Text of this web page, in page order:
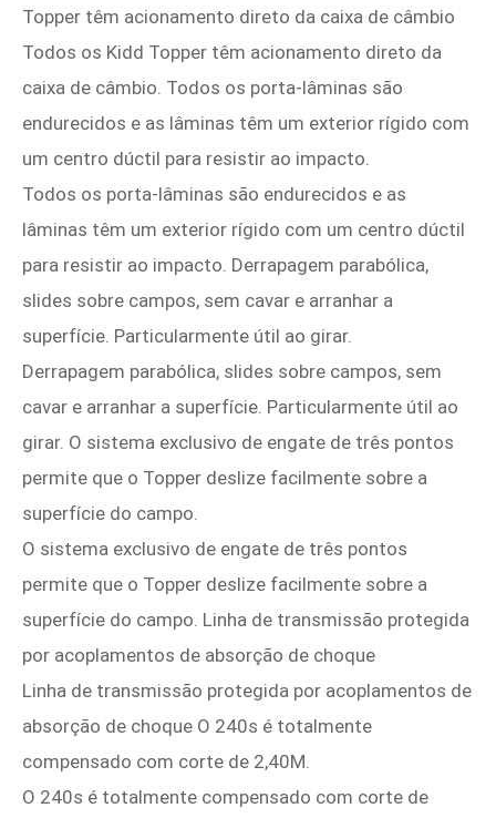
Topper têm acionamento direto da caixa de câmbio
Todos os Kidd Topper têm acionamento direto da
caixa de câmbio. Todos os porta-lâminas são
endurecidos e as lâminas têm um exterior rígido com
um centro dúctil para resistir ao impacto.
Todos os porta-lâminas são endurecidos e as
lâminas têm um exterior rígido com um centro dúctil
para resistir ao impacto. Derrapagem parabólica,
slides sobre campos, sem cavar e arranhar a
superfície. Particularmente útil ao girar.
Derrapagem parabólica, slides sobre campos, sem
cavar e arranhar a superfície. Particularmente útil ao
girar. O sistema exclusivo de engate de três pontos
permite que o Topper deslize facilmente sobre a
superfície do campo.
O sistema exclusivo de engate de três pontos
permite que o Topper deslize facilmente sobre a
superfície do campo. Linha de transmissão protegida
por acoplamentos de absorção de choque
Linha de transmissão protegida por acoplamentos de
absorção de choque O 240s é totalmente
compensado com corte de 2,40M.
O 240s é totalmente compensado com corte de